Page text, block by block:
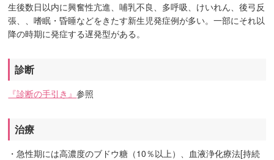
生後数日以内に興奮性亢進、哺乳不良、多呼吸、けいれん、後弓反
張、、嗜眠・昏睡などをきたす新生児発症例が多い。一部にそれ以
降の時期に発症する遅発型がある。
診断
『診断の手引き』参照
治療
・急性期には高濃度のブドウ糖（10％以上）、血液浄化療法[持続